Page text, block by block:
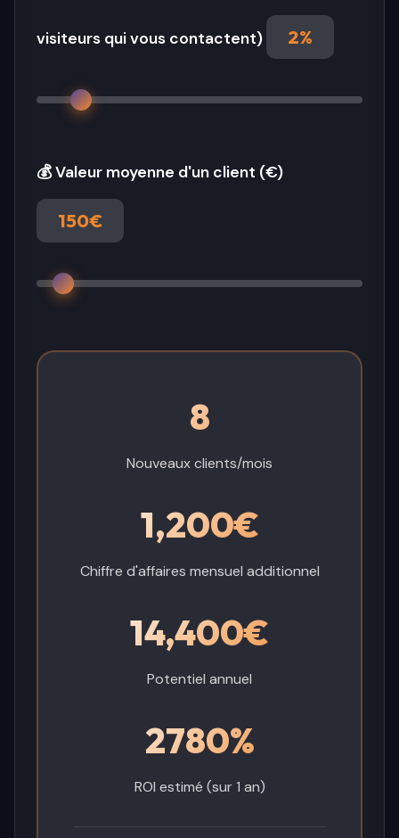
visiteurs qui vous contactent) 2%
💰 Valeur moyenne d'un client (€)
150€
8
Nouveaux clients/mois
1,200€
Chiffre d'affaires mensuel additionnel
14,400€
Potentiel annuel
2780%
ROI estimé (sur 1 an)